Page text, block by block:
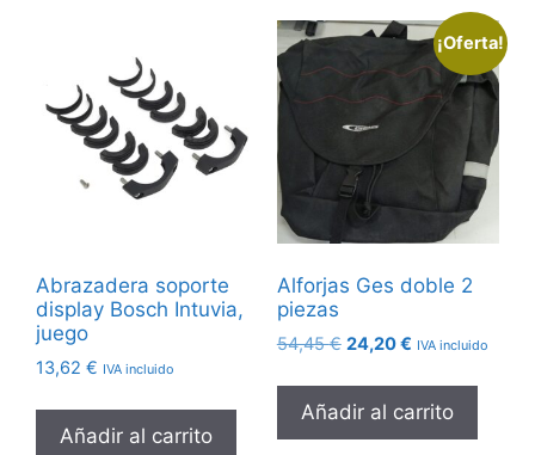
Abrazadera soporte
display Bosch Intuvia,
juego
13,62 € IVA incluido
Añadir al carrito
¡Oferta!
Alforjas Ges doble 2
piezas
54,45€ El
original
era:
54,45 €.
24,20€El
actual
es:
24,20 €.
IVA incluido
Añadir al carrito